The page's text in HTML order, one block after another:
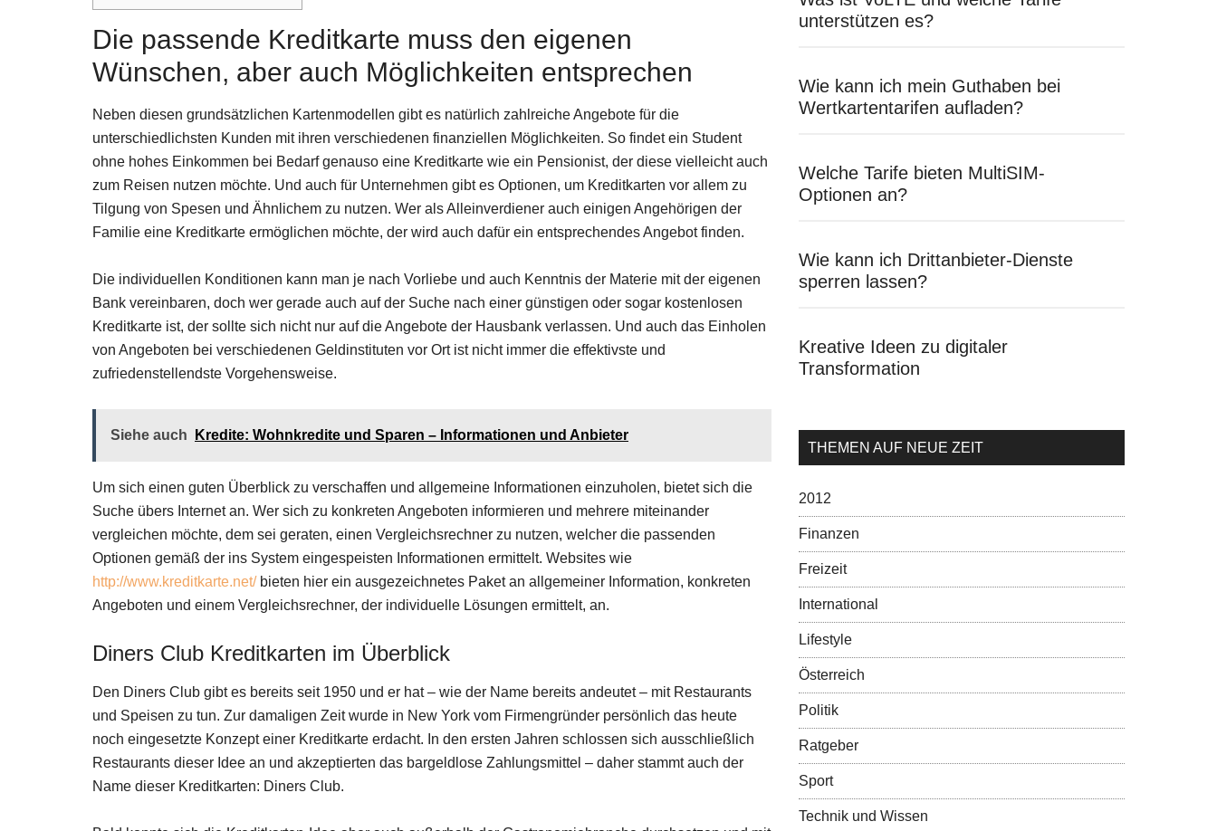
Die passende Kreditkarte muss den eigenen
Wünschen, aber auch Möglichkeiten entsprechen
Neben diesen grundsätzlichen Kartenmodellen gibt es natürlich zahlreiche Angebote für die
unterschiedlichsten Kunden mit ihren verschiedenen finanziellen Möglichkeiten. So findet ein Student
ohne hohes Einkommen bei Bedarf genauso eine Kreditkarte wie ein Pensionist, der diese vielleicht auch
zum Reisen nutzen möchte. Und auch für Unternehmen gibt es Optionen, um Kreditkarten vor allem zu
Tilgung von Spesen und Ähnlichem zu nutzen. Wer als Alleinverdiener auch einigen Angehörigen der
Familie eine Kreditkarte ermöglichen möchte, der wird auch dafür ein entsprechendes Angebot finden.
Die individuellen Konditionen kann man je nach Vorliebe und auch Kenntnis der Materie mit der eigenen
Bank vereinbaren, doch wer gerade auch auf der Suche nach einer günstigen oder sogar kostenlosen
Kreditkarte ist, der sollte sich nicht nur auf die Angebote der Hausbank verlassen. Und auch das Einholen
von Angeboten bei verschiedenen Geldinstituten vor Ort ist nicht immer die effektivste und
zufriedenstellendste Vorgehensweise.
Siehe auch Kredite: Wohnkredite und Sparen – Informationen und Anbieter
Um sich einen guten Überblick zu verschaffen und allgemeine Informationen einzuholen, bietet sich die
Suche übers Internet an. Wer sich zu konkreten Angeboten informieren und mehrere miteinander
vergleichen möchte, dem sei geraten, einen Vergleichsrechner zu nutzen, welcher die passenden
Optionen gemäß der ins System eingespeisten Informationen ermittelt. Websites wie
http://www.kreditkarte.net/bieten hier ein ausgezeichnetes Paket an allgemeiner Information, konkreten
Angeboten und einem Vergleichsrechner, der individuelle Lösungen ermittelt, an.
Diners Club Kreditkarten im Überblick
Den Diners Club gibt es bereits seit 1950 und er hat – wie der Name bereits andeutet – mit Restaurants
und Speisen zu tun. Zur damaligen Zeit wurde in New York vom Firmengründer persönlich das heute
noch eingesetzte Konzept einer Kreditkarte erdacht. In den ersten Jahren schlossen sich ausschließlich
Restaurants dieser Idee an und akzeptierten das bargeldlose Zahlungsmittel – daher stammt auch der
Name dieser Kreditkarten: Diners Club.
unterstützen es?
Wie kann ich mein Guthaben bei
Wertkartentarifen aufladen?
Welche Tarife bieten MultiSIM-
Optionen an?
Wie kann ich Drittanbieter-Dienste
sperren lassen?
Kreative Ideen zu digitaler
Transformation
THEMEN AUF NEUE ZEIT
2012
Finanzen
Freizeit
International
Lifestyle
Österreich
Politik
Ratgeber
Sport
Technik und Wissen